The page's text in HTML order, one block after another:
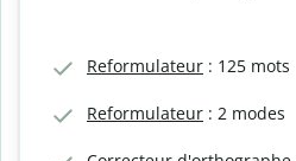
Reformulateur : 125 mots
Reformulateur : 2 modes